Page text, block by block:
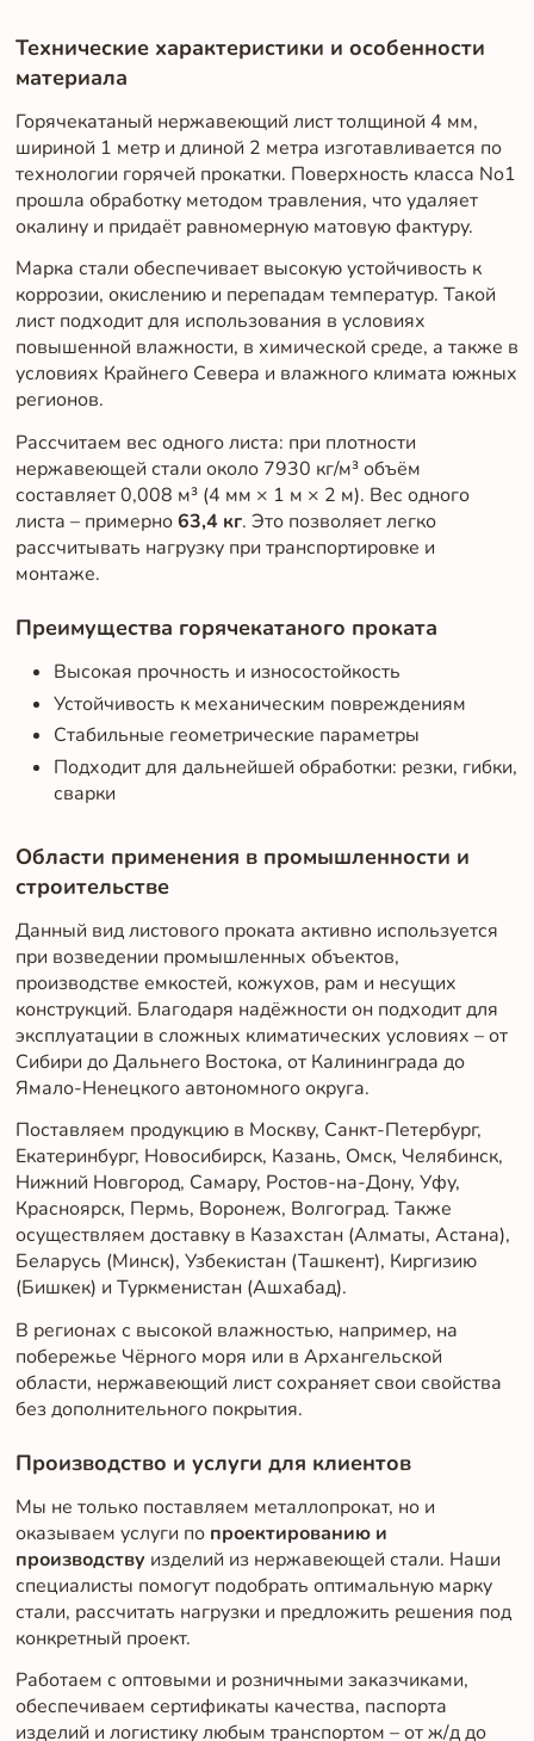
Технические характеристики и особенности
материала
Горячекатаный нержавеющий лист толщиной 4 мм,
шириной 1 метр и длиной 2 метра изготавливается по
технологии горячей прокатки. Поверхность класса No1
прошла обработку методом травления, что удаляет
окалину и придаёт равномерную матовую фактуру.
Марка стали обеспечивает высокую устойчивость к
коррозии, окислению и перепадам температур. Такой
лист подходит для использования в условиях
повышенной влажности, в химической среде, а также в
условиях Крайнего Севера и влажного климата южных
регионов.
Рассчитаем вес одного листа: при плотности
нержавеющей стали около 7930 кг/м³ объём
составляет 0,008 м³ (4 мм × 1 м × 2 м). Вес одного
листа – примерно63,4 кг. Это позволяет легко
рассчитывать нагрузку при транспортировке и
монтаже.
Преимущества горячекатаного проката
Высокая прочность и износостойкость
Устойчивость к механическим повреждениям
Стабильные геометрические параметры
Подходит для дальнейшей обработки: резки, гибки,
сварки
Области применения в промышленности и
строительстве
Данный вид листового проката активно используется
при возведении промышленных объектов,
производстве емкостей, кожухов, рам и несущих
конструкций. Благодаря надёжности он подходит для
эксплуатации в сложных климатических условиях – от
Сибири до Дальнего Востока, от Калининграда до
Ямало-Ненецкого автономного округа.
Поставляем продукцию в Москву, Санкт-Петербург,
Екатеринбург, Новосибирск, Казань, Омск, Челябинск,
Нижний Новгород, Самару, Ростов-на-Дону, Уфу,
Красноярск, Пермь, Воронеж, Волгоград. Также
осуществляем доставку в Казахстан (Алматы, Астана),
Беларусь (Минск), Узбекистан (Ташкент), Киргизию
(Бишкек) и Туркменистан (Ашхабад).
В регионах с высокой влажностью, например, на
побережье Чёрного моря или в Архангельской
области, нержавеющий лист сохраняет свои свойства
без дополнительного покрытия.
Производство и услуги для клиентов
Мы не только поставляем металлопрокат, но и
оказываем услуги по проектированию и
производству изделий из нержавеющей стали. Наши
специалисты помогут подобрать оптимальную марку
стали, рассчитать нагрузки и предложить решения под
конкретный проект.
Работаем с оптовыми и розничными заказчиками,
обеспечиваем сертификаты качества, паспорта
изделий и логистику любым транспортом – от ж/д до